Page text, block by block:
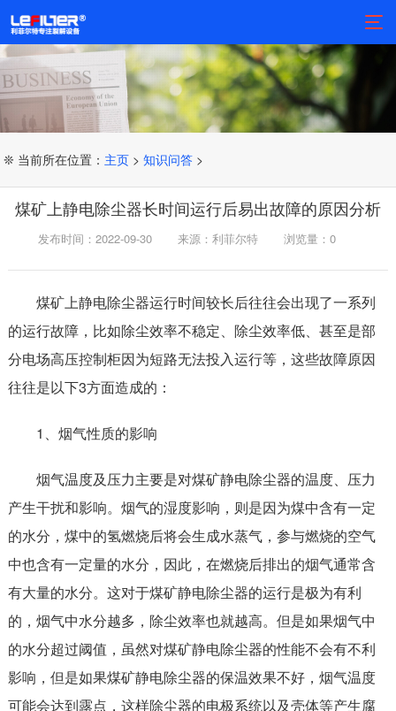
❊ 当前所在位置： 主页 >知识问答 >
煤矿上静电除尘器长时间运行后易出故障的原因分析
发布时间：2022-09-30 来源：利菲尔特 浏览量： 0
煤矿上静电除尘器运行时间较长后往往会出现了一系列
的运行故障，比如除尘效率不稳定、除尘效率低、甚至是部
分电场高压控制柜因为短路无法投入运行等，这些故障原因
往往是以下3方面造成的：
1、烟气性质的影响
烟气温度及压力主要是对煤矿静电除尘器的温度、压力
产生干扰和影响。烟气的湿度影响，则是因为煤中含有一定
的水分，煤中的氢燃烧后将会生成水蒸气，参与燃烧的空气
中也含有一定量的水分，因此，在燃烧后排出的烟气通常含
有大量的水分。这对于煤矿静电除尘器的运行是极为有利
的，烟气中水分越多，除尘效率也就越高。但是如果烟气中
的水分超过阈值，虽然对煤矿静电除尘器的性能不会有不利
影响，但是如果煤矿静电除尘器的保温效果不好，烟气温度
可能会达到露点，这样除尘器的电极系统以及壳体等产生腐